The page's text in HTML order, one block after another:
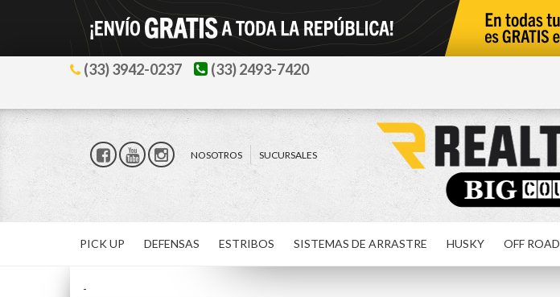
(33) 3942-0237 (33) 2493-7420
NOSOTROS
SUCURSALES
PICK UP DEFENSAS ESTRIBOS SISTEMAS DE ARRASTRE HUSKY OFF ROAD
-